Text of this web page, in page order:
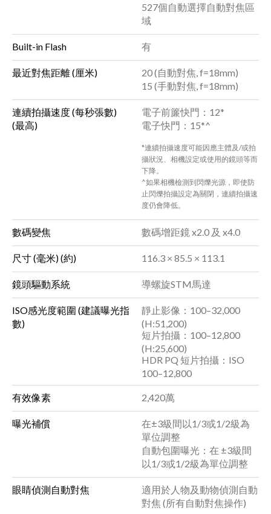
527個自動選擇自動對焦區
域
Built-in Flash 有
最近對焦距離 (厘米)
20 (自動對焦, f=18mm)
15 (手動對焦, f=18mm)
連續拍攝速度 (每秒張數)
(最高)
電子前簾快門：12*
電子快門：15*^
*連續拍攝速度可能因應主體及/或拍
攝狀況、相機設定或使用的鏡頭等而
下降。
^如果相機檢測到閃爍光源，即使防
止閃爍拍攝設定為關閉，連續拍攝速
度仍會降低。
數碼變焦 數碼增距鏡 x2.0 及 x4.0
尺寸 (毫米) (約) 116.3 × 85.5 × 113.1
鏡頭驅動系統 導螺旋STM馬達
ISO感光度範圍 (建議曝光指
數)
靜止影像：100–32,000
(H:51,200)
短片拍攝：100–12,800
(H:25,600)
HDR PQ 短片拍攝：ISO
100–12,800
有效像素 2,420萬
曝光補償
在±3級間以1/3或1/2級為
單位調整
自動包圍曝光：在 ±3級間
以1/3或1/2級為單位調整
眼睛偵測自動對焦
適用於人物及動物偵測自動
對焦 (所有自動對焦操作)